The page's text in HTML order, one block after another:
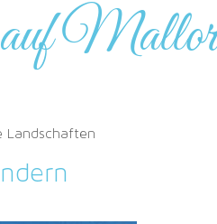
Landschaften